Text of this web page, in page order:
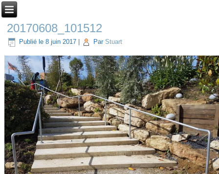
20170608_101512
Publié le 8 juin 2017 Par Stuart